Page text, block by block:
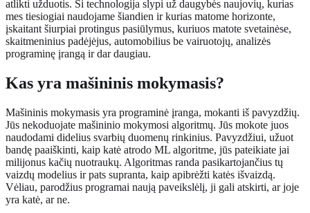
atlikti užduotis. Ši technologija slypi už daugybės naujovių, kurias
mes tiesiogiai naudojame šiandien ir kurias matome horizonte,
įskaitant šiurpiai protingus pasiūlymus, kuriuos matote svetainėse,
skaitmeninius padėjėjus, automobilius be vairuotojų, analizės
programinę įrangą ir dar daugiau.
Kas yra mašininis mokymasis?
Mašininis mokymasis yra programinė įranga, mokanti iš pavyzdžių.
Jūs nekoduojate mašininio mokymosi algoritmų. Jūs mokote juos
naudodami didelius svarbių duomenų rinkinius. Pavyzdžiui, užuot
bandę paaiškinti, kaip katė atrodo ML algoritme, jūs pateikiate jai
milijonus kačių nuotraukų. Algoritmas randa pasikartojančius tų
vaizdų modelius ir pats supranta, kaip apibrėžti katės išvaizdą.
Vėliau, parodžius programai naują paveikslėlį, ji gali atskirti, ar joje
yra katė, ar ne.